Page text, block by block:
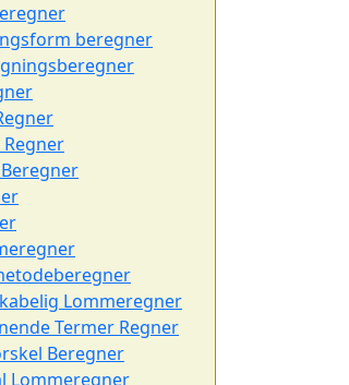
beregner
Lommeregner
Termer Regner
Beregner
Lommeregner